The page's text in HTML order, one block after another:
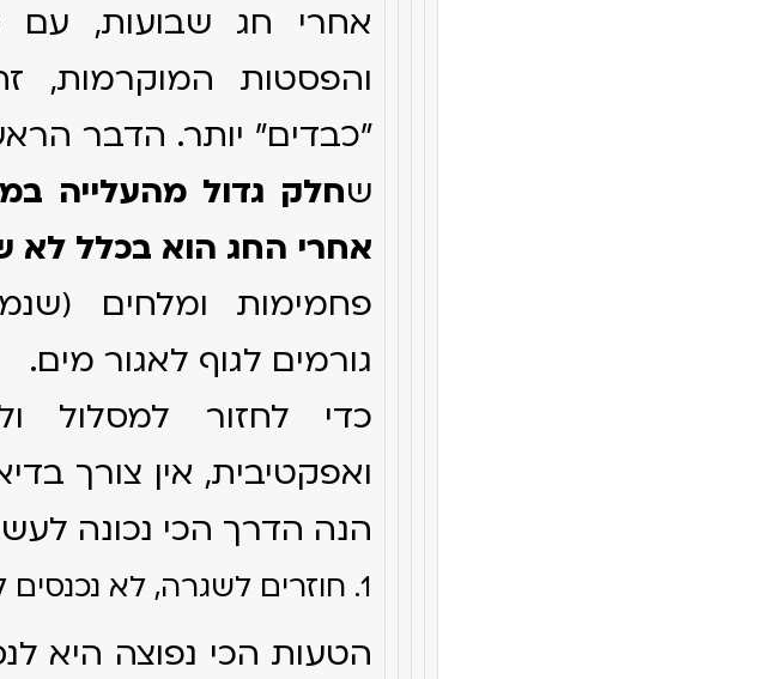
אחרי חג שבועות, עם
והפסטות המוקרמות,
"כבדים" יותר. הדבר
שחלק גדול מהעלייה
אחרי החג הוא בכלל לא
פחמימות ומלחים
גורמים לגוף לאגור מים.
כדי לחזור למסלול
ואפקטיבית, אין צורך
הנה הדרך הכי נכונה
1. חוזרים לשגרה, לא נכנסים לעונש
הטעות הכי נפוצה היא